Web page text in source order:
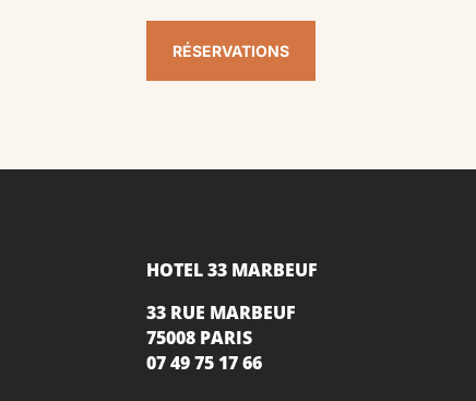
RÉSERVATIONS
HOTEL 33 MARBEUF
33 RUE MARBEUF
75008 PARIS
07 49 75 17 66